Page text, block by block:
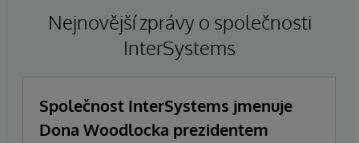
Nejnovější zprávy o společnosti
InterSystems
Společnost InterSystems jmenuje
Dona Woodlocka prezidentem